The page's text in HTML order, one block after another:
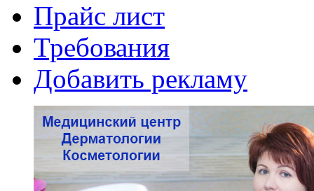
Прайс лист
Требования
Добавить рекламу